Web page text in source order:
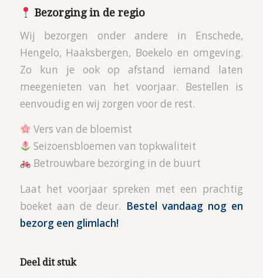
Bezorging in de regio
Wij bezorgen onder andere in Enschede,
Hengelo, Haaksbergen, Boekelo en omgeving.
Zo kun je ook op afstand iemand laten
meegenieten van het voorjaar. Bestellen is
eenvoudig en wij zorgen voor de rest.
Vers van de bloemist
Seizoensbloemen van topkwaliteit
Betrouwbare bezorging in de buurt
Laat het voorjaar spreken met een prachtig
boeket aan de deur. Bestel vandaag nog en
bezorg een glimlach!
Deel dit stuk